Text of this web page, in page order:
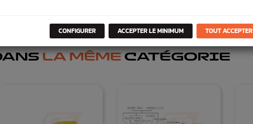
LA MÊMECATÉGORIE
CONFIGURER ACCEPTER LE MINIMUM TOUT ACCEPTER